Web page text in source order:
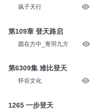
疯子天行
第109章 登天路启
圆在方中_青羽九方
第6309集 难比登天
怀谷文化
1265 一步登天